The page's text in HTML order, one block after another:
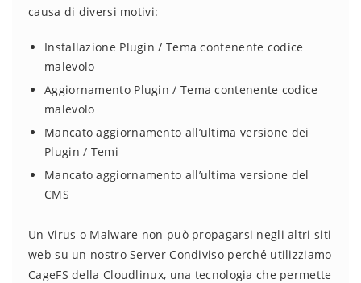
causa di diversi motivi:
Installazione Plugin / Tema contenente codice
malevolo
Aggiornamento Plugin / Tema contenente codice
malevolo
Mancato aggiornamento all’ultima versione dei
Plugin / Temi
Mancato aggiornamento all’ultima versione del
CMS
Un Virus o Malware non può propagarsi negli altri siti
web su un nostro Server Condiviso perché utilizziamo
CageFS della Cloudlinux, una tecnologia che permette